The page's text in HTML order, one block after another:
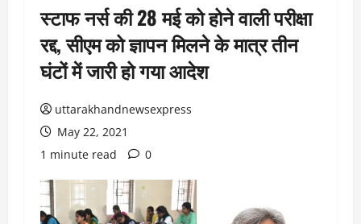
स्टाफ नर्स की 28 मई को होने वाली परीक्षा
रद्द, सीएम को ज्ञापन मिलने के मात्र तीन
घंटों में जारी हो गया आदेश
uttarakhandnewsexpress
May 22, 2021
1 minute read
0